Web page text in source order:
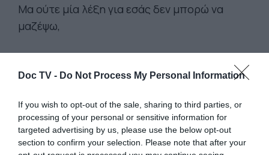
Doc TV - Do Not Process My Personal Information
If you wish to opt-out of the sale, sharing to third parties, or
processing of your personal or sensitive information for
targeted advertising by us, please use the below opt-out
section to confirm your selection. Please note that after your
Μα ούτε μία λέξη για εσάς δεν μπορώ να
μαζέψω,
Γιατί με έσπασα δεν ξέρω.
Την αεικίνητη σφαίρα στο χέρι πια δεν κρατώ
Κι ούτε ένα λόγο χωρίς μία λέξη δεν θα σας
πω.